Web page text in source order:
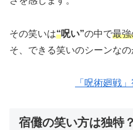
その笑いは“呪い”の中で最
そ、できる笑いのシーンなの
「呪術廻戦
宿儺の笑い方は独特